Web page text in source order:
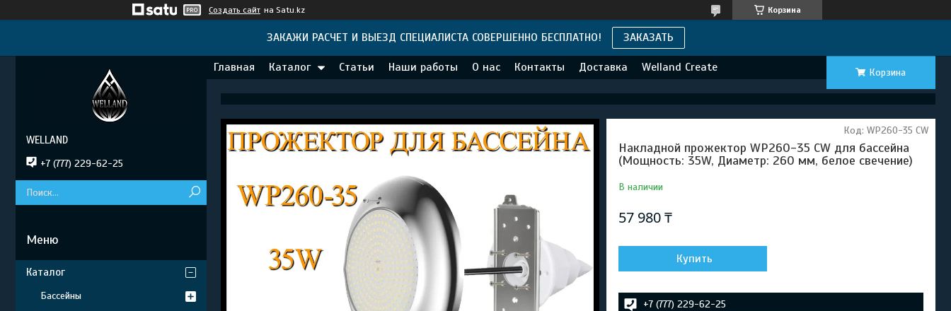
Создать сайт на Satu.kz Корзина
ЗАКАЖИ РАСЧЕТ И ВЫЕЗД СПЕЦИАЛИСТА СОВЕРШЕННО БЕСПЛАТНО! ЗАКАЗАТЬ
Главная Каталог Статьи Наши работы О нас Контакты Доставка Welland Create Корзина
Накладной прожектор WP260-35 CW для бассейна
(Мощность: 35W, Диаметр: 260 мм, белое свечение)
В наличии
Код: WP260-35 CW
57 980 ₸
Купить
+7 (777) 229-62-25
WELLAND
+7 (777) 229-62-25
Каталог
Бассейны